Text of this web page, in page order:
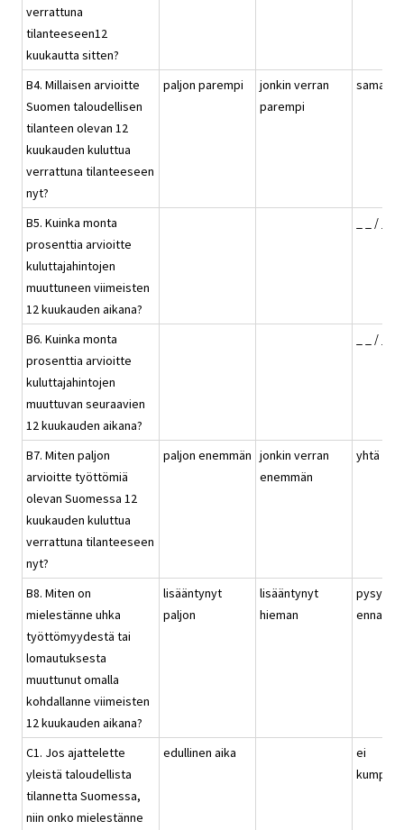
verrattuna
tilanteeseen12
kuukautta sitten?
B4. Millaisen arvioitte
Suomen taloudellisen
tilanteen olevan 12
kuukauden kuluttua
verrattuna tilanteeseen
nyt?
paljon parempi
jonkin verran
parempi
B5. Kuinka monta
prosenttia arvioitte
kuluttajahintojen
muuttuneen viimeisten
12 kuukauden aikana?
_ _ / _ %
B6. Kuinka monta
prosenttia arvioitte
kuluttajahintojen
muuttuvan seuraavien
12 kuukauden aikana?
_ _ / _ %
B7. Miten paljon
arvioitte työttömiä
olevan Suomessa 12
kuukauden kuluttua
verrattuna tilanteeseen
nyt?
paljon enemmän jonkin verran
enemmän
yhtä
B8. Miten on
mielestänne uhka
työttömyydestä tai
lomautuksesta
muuttunut omalla
kohdallanne viimeisten
12 kuukauden aikana?
lisääntynyt
paljon
lisääntynyt
hieman
pysynyt
C1. Jos ajattelette
yleistä taloudellista
tilannetta Suomessa,
niin onko mielestänne
edullinen aika
ei